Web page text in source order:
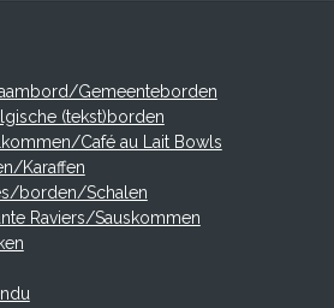
Gemeenteborden
(tekst)borden
Café au Lait Bowls
Karaffen
borden/Schalen
Raviers/Sauskommen